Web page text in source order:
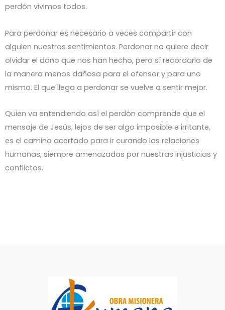
perdón vivimos todos.
Para perdonar es necesario a veces compartir con
alguien nuestros sentimientos. Perdonar no quiere decir
olvidar el daño que nos han hecho, pero sí recordarlo de
la manera menos dañosa para el ofensor y para uno
mismo. El que llega a perdonar se vuelve a sentir mejor.
Quien va entendiendo así el perdón comprende que el
mensaje de Jesús, lejos de ser algo imposible e irritante,
es el camino acertado para ir curando las relaciones
humanas, siempre amenazadas por nuestras injusticias y
conflictos.